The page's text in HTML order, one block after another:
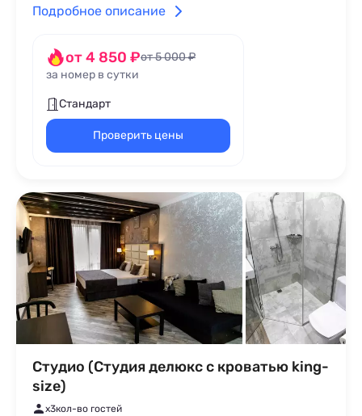
Подробное описание
от 4 850 ₽от 5 000 ₽
за номер в сутки
Стандарт
Проверить цены
Студио (Студия делюкс с кроватью king-
size)
x3кол-во гостей